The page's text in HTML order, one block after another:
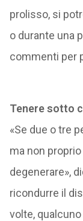
prolisso, si
o durante una
commenti per
Tenere sotto
«Se due o tre
ma non
degenerare»,
ricondurre il
volte,